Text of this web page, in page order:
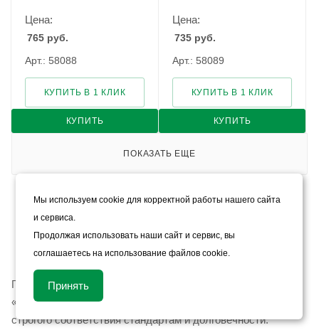
Цена:
765 руб.
Арт.: 58088
КУПИТЬ
КУПИТЬ В 1 КЛИК
Цена:
735 руб.
Арт.: 58089
КУПИТЬ
КУПИТЬ В 1 КЛИК
ПОКАЗАТЬ ЕЩЕ
1 2 3
Профнастил кровельный оцинкованный от компании
«Черметком» — это гарантия безупречного качества,
строгого соответствия стандартам и долговечности.
Мы используем cookie для корректной работы нашего сайта
и сервиса.
Продолжая использовать наши сайт и сервис, вы
соглашаетесь на использование файлов cookie.
Принять